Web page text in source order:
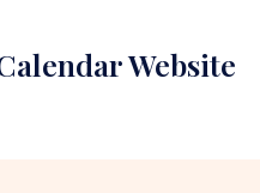
Website